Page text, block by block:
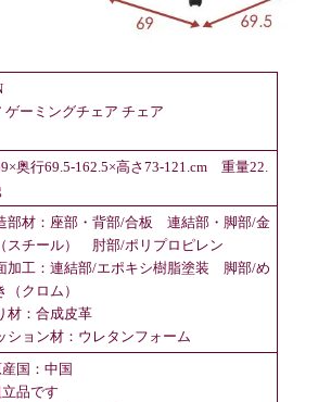
ゲーミングチェア チェア
奥行69.5-162.5×高さ73-121.cm 重量22.
部材：座部・背部/合板 連結部・脚部/金
スチール） 肘部/ポリプロピレン
加工：連結部/エポキシ樹脂塗装 脚部/め
（クロム）
材：合成皮革
ション材：ウレタンフォーム
国：中国
品です